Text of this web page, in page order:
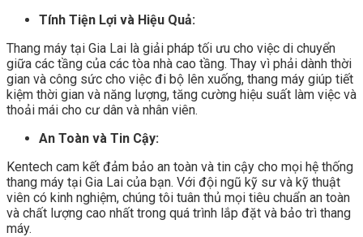
Tính Tiện Lợi và Hiệu Quả:
Thang máy tại Gia Lai là giải pháp tối ưu cho việc di chuyển
giữa các tầng của các tòa nhà cao tầng. Thay vì phải dành thời
gian và công sức cho việc đi bộ lên xuống, thang máy giúp tiết
kiệm thời gian và năng lượng, tăng cường hiệu suất làm việc và
thoải mái cho cư dân và nhân viên.
An Toàn và Tin Cậy:
Kentech cam kết đảm bảo an toàn và tin cậy cho mọi hệ thống
thang máy tại Gia Lai của bạn. Với đội ngũ kỹ sư và kỹ thuật
viên có kinh nghiệm, chúng tôi tuân thủ mọi tiêu chuẩn an toàn
và chất lượng cao nhất trong quá trình lắp đặt và bảo trì thang
máy.